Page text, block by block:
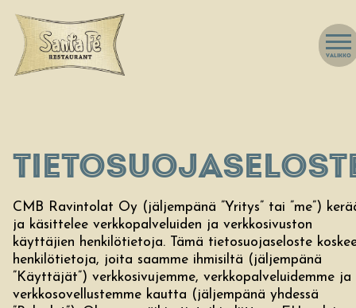
VALIKKO
CMB Ravintolat Oy (jäljempänä ”Yritys” tai ”me”)
ja käsittelee verkkopalveluiden ja verkkosivuston
käyttäjien henkilötietoja. Tämä tietosuojaseloste
henkilötietoja, joita saamme ihmisiltä (jäljempänä
”Käyttäjät”) verkkosivujemme, verkkopalveluidemme ja
verkkosovellustemme kautta (jäljempänä yhdessä